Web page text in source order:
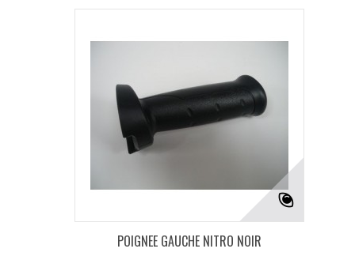
POIGNEE GAUCHE NITRO NOIR